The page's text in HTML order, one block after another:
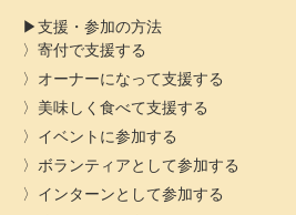
支援・参加の方法
寄付で支援する
オーナーになって支援する
美味しく食べて支援する
イベントに参加する
ボランティアとして参加する
インターンとして参加する